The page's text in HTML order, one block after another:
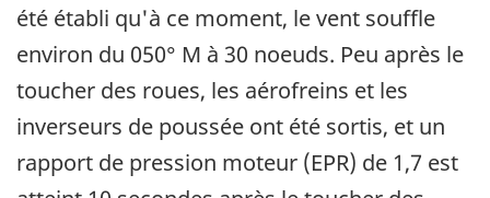
été établi qu'à ce moment, le vent souffle
environ du 050° M à 30 noeuds. Peu après le
toucher des roues, les aérofreins et les
inverseurs de poussée ont été sortis, et un
rapport de pression moteur (EPR) de 1,7 est